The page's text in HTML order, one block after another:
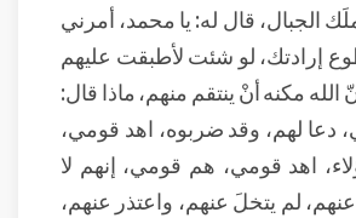
الجبال، قال له: يا محمد، أمرني
إرادتك، لو شئت لأطبقت عليهم
الله مكنه أنْ ينتقم منهم، ماذا قال:
دعا لهم، وقد ضربوه، اهد قومي،
اهد قومي، هم قومي، إنهم لا
لم يتخلَ عنهم، واعتذر عنهم،